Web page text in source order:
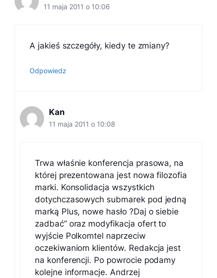
11 maja 2011 o 10:06
A jakieś szczegóły, kiedy te zmiany?
Odpowiedz
Kan
11 maja 2011 o 10:08
Trwa właśnie konferencja prasowa, na
której prezentowana jest nowa filozofia
marki. Konsolidacja wszystkich
dotychczasowych submarek pod jedną
marką Plus, nowe hasło ?Daj o siebie
zadbać” oraz modyfikacja ofert to
wyjście Polkomtel naprzeciw
oczekiwaniom klientów. Redakcja jest
na konferencji. Po powrocie podamy
kolejne informacje. Andrzej